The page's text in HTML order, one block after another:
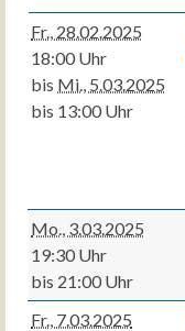
Fr., 28.02.2025
18:00 Uhr
bis Mi., 5.03.2025
bis 13:00 Uhr
Mo., 3.03.2025
19:30 Uhr
bis 21:00 Uhr
Fr., 7.03.2025